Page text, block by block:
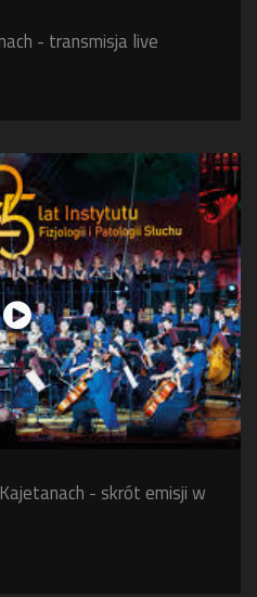
- transmisja live
- skrót emisji w